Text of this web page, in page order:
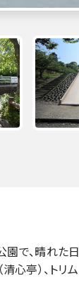
で、晴れた日
心亭）、トリム